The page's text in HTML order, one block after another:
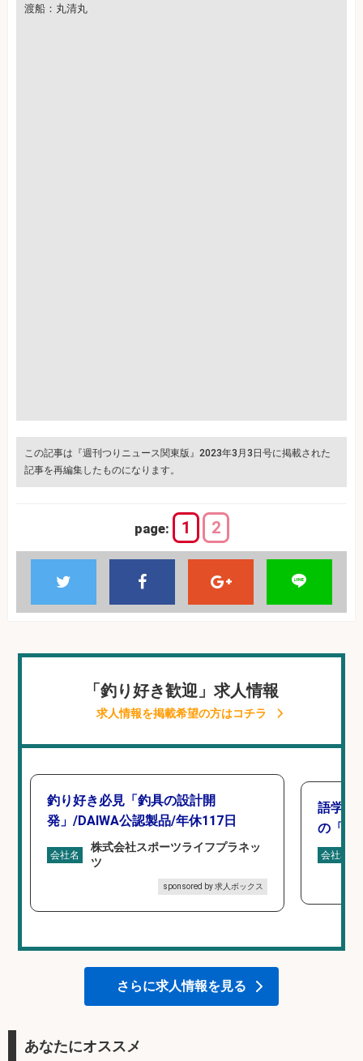
渡船：丸清丸
この記事は『週刊つりニュース関東版』2023年3月3日号に掲載された
記事を再編集したものになります。
page: 1 2
「釣り好き歓迎」求人情報
求人情報を掲載希望の方はコチラ
釣り好き必見「釣具の設計開
発」/DAIWA公認製品/年休117日
会社名
株式会社スポーツライフプラネッ
ツ
sponsored by 求人ボックス
語学力
の「海
会社名
さらに求人情報を見る
あなたにオススメ